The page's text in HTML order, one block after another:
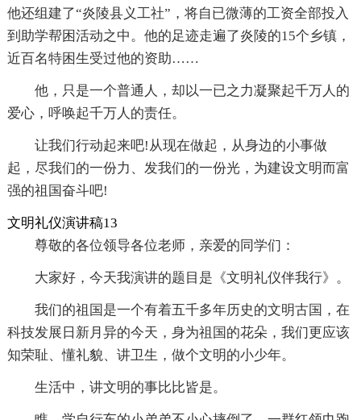
他还组建了“炎陵县义工社”，将自已微薄的工资全部投入
到助学帮困活动之中。他的足迹走遍了炎陵的15个乡镇，
近百名特困生受过他的资助……
他，只是一个普通人，却以一已之力凝聚起千万人的
爱心，呼唤起千万人的责任。
让我们行动起来吧!从现在做起，从身边的小事做
起，尽我们的一份力、发我们的一份光，为建设文明而富
强的祖国奋斗吧!
文明礼仪演讲稿13
尊敬的各位领导各位老师，亲爱的同学们：
大家好，今天我演讲的题目是《文明礼仪伴我行》。
我们的祖国是一个有着五千多年历史的文明古国，在
科技发展日新月异的今天，身为祖国的花朵，我们更应该
知荣耻、懂礼貌、讲卫生，做个文明的小少年。
生活中，讲文明的事比比皆是。